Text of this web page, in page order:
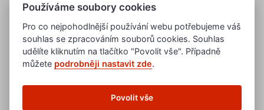
www.evropska-databanka.cz
www.edb.eu
www.poptavka.net
Používáme soubory cookies
Pro co nejpohodlnější používání webu potřebujeme váš
souhlas se zpracováním souborů cookies. Souhlas
udělíte kliknutím na tlačítko "Povolit vše". Případně
můžete podrobněji nastavit zde.
Povolit vše